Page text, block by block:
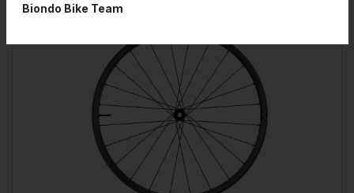
Biondo Bike Team